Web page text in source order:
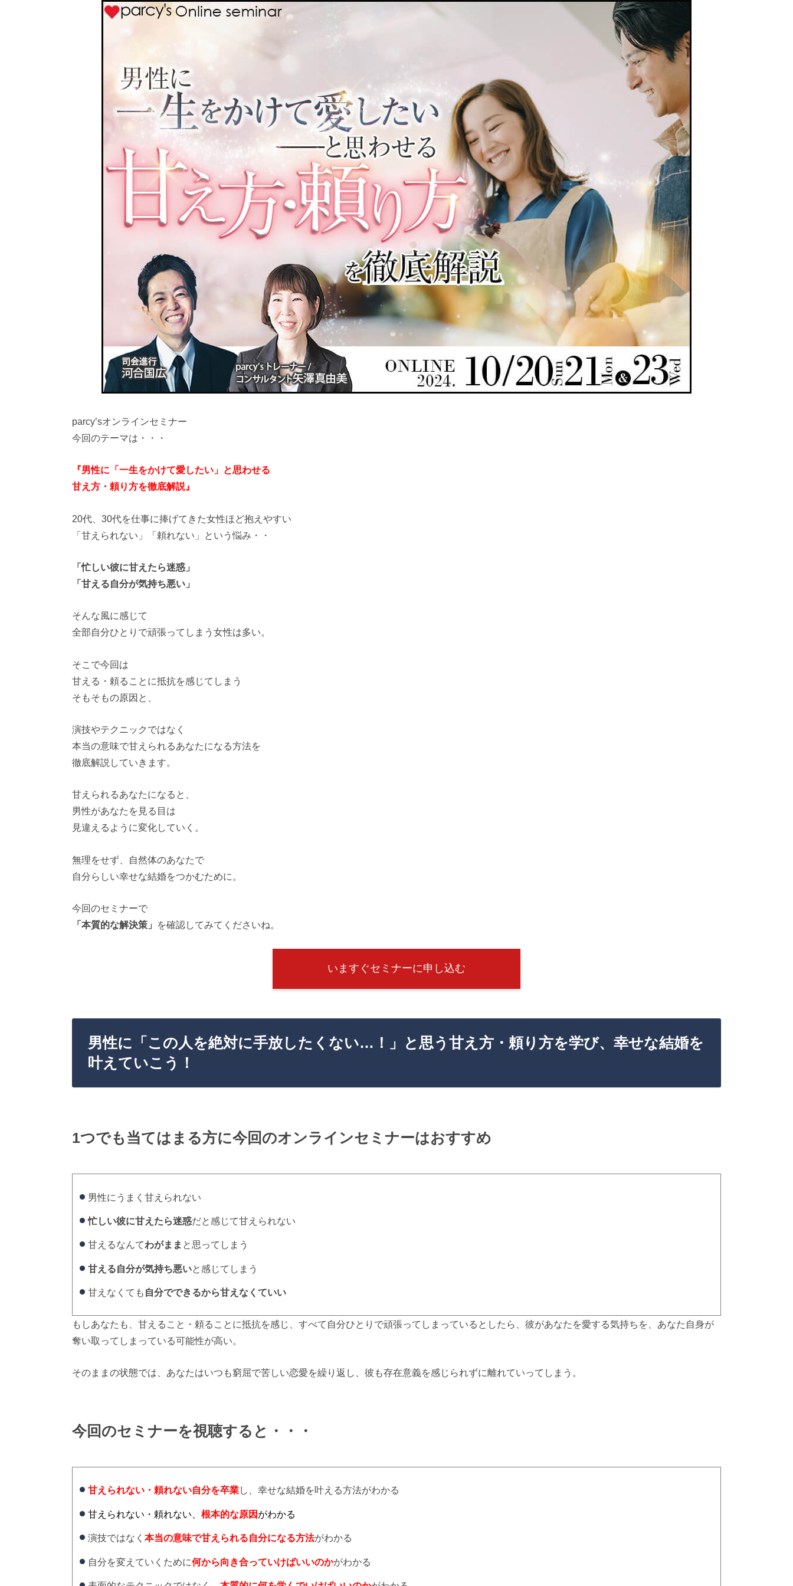
parcy’sオンラインセミナー
今回のテーマは・・・
『男性に「一生をかけて愛したい」と思わせる
甘え方・頼り方を徹底解説』
20代、30代を仕事に捧げてきた女性ほど抱えやすい
「甘えられない」「頼れない」という悩み・・
「忙しい彼に甘えたら迷惑」
「甘える自分が気持ち悪い」
そんな風に感じて
全部自分ひとりで頑張ってしまう女性は多い。
そこで今回は
甘える・頼ることに抵抗を感じてしまう
そもそもの原因と、
演技やテクニックではなく
本当の意味で甘えられるあなたになる方法を
徹底解説していきます。
甘えられるあなたになると、
男性があなたを見る目は
見違えるように変化していく。
無理をせず、自然体のあなたで
自分らしい幸せな結婚をつかむために。
今回のセミナーで
「本質的な解決策」
を確認してみてくださいね。
いますぐセミナーに申し込む
男性に「この人を絶対に手放したくない…！」と思う甘え方・頼り方を学び、幸せな結婚を
叶えていこう！
1つでも当てはまる方に今回のオンラインセミナーはおすすめ
男性にうまく甘えられない
忙しい彼に甘えたら迷惑だと感じて甘えられない
甘えるなんてわがまま と思ってしまう
甘える自分が気持ち悪いと感じてしまう
甘えなくても 自分でできるから甘えなくていい
もしあなたも、甘えること・頼ることに抵抗を感じ、すべて自分ひとりで頑張ってしまっているとしたら、彼があなたを愛する気持ちを、あなた自身が
奪い取ってしまっている可能性が高い。
そのままの状態では、あなたはいつも窮屈で苦しい恋愛を繰り返し、彼も存在意義を感じられずに離れていってしまう。
今回のセミナーを視聴すると・・・
甘えられない・頼れない自分を卒業し、幸せな結婚を叶える方法がわかる
甘えられない・頼れない、根本的な原因 がわかる
演技ではなく本当の意味で甘えられる自分になる方法がわかる
自分を変えていくために何から向き合っていけばいいのかがわかる